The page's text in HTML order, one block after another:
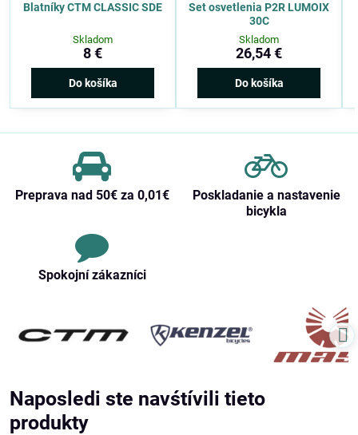
Blatníky CTM CLASSIC SDE
Skladom
8 €
Do košíka
Set osvetlenia P2R LUMOIX
30C
Skladom
26,54 €
Do košíka
Preprava nad 50€ za 0,01€
Poskladanie a nastavenie
bicykla
Spokojní zákazníci
Naposledi ste navśtívili tieto
produkty